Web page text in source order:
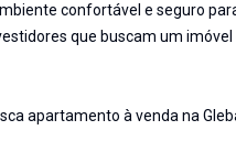
confortável e seguro
que buscam um
apartamento à venda na